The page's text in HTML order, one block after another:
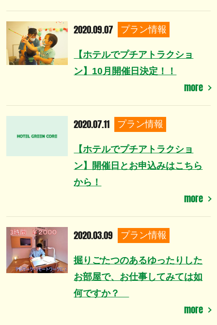
2020.09.07 プラン情報
【ホテルでプチアトラクショ
ン】10月開催日決定！！
more
2020.07.11 プラン情報
【ホテルでプチアトラクショ
ン】開催日とお申込みはこちら
から！
more
2020.03.09 プラン情報
掘りごたつのあるゆったりした
お部屋で、お仕事してみては如
何ですか？
more